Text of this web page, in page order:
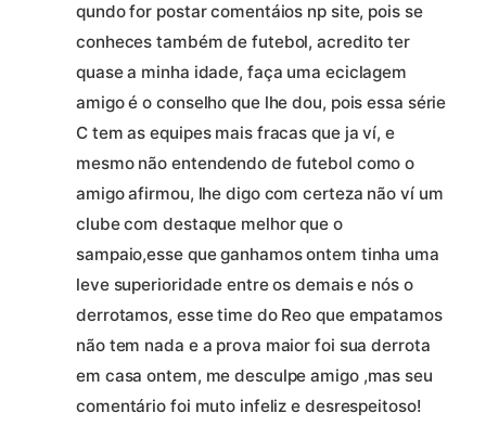
qundo for postar comentáios np site, pois se
conheces também de futebol, acredito ter
quase a minha idade, faça uma eciclagem
amigo é o conselho que lhe dou, pois essa série
C tem as equipes mais fracas que ja ví, e
mesmo não entendendo de futebol como o
amigo afirmou, lhe digo com certeza não ví um
clube com destaque melhor que o
sampaio,esse que ganhamos ontem tinha uma
leve superioridade entre os demais e nós o
derrotamos, esse time do Reo que empatamos
não tem nada e a prova maior foi sua derrota
em casa ontem, me desculpe amigo ,mas seu
comentário foi muto infeliz e desrespeitoso!